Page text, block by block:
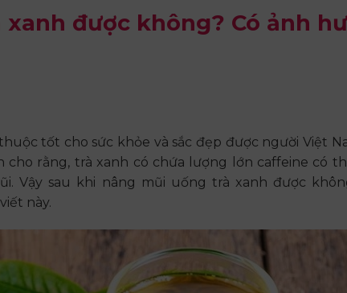
được không? Có ảnh
tốt cho sức khỏe và sắc đẹp được người Việt
cho rằng, trà xanh có chứa lượng lớn caffeine có
Vậy sau khi nâng mũi uống trà xanh được
này.